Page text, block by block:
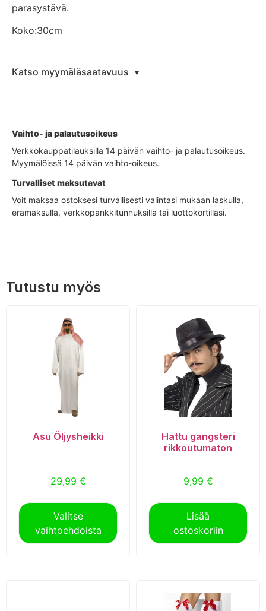
parasystävä.
Koko:30cm
Katso myymäläsaatavuus
Vaihto- ja palautusoikeus
Verkkokauppatilauksilla 14 päivän vaihto- ja palautusoikeus.
Myymälöissä 14 päivän vaihto-oikeus.
Turvalliset maksutavat
Voit maksaa ostoksesi turvallisesti valintasi mukaan laskulla,
erämaksulla, verkkopankkitunnuksilla tai luottokortillasi.
Tutustu myös
Asu Öljysheikki
29,99 €
Valitse
vaihtoehdoista
Hattu gangsteri
rikkoutumaton
9,99 €
Lisää
ostoskoriin